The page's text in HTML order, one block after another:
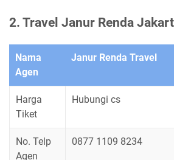
2. Travel Janur Renda
Nama
Agen
Janur Renda Travel
Harga
Tiket
Hubungi cs
No. Telp
Agen
0877 1109 8234